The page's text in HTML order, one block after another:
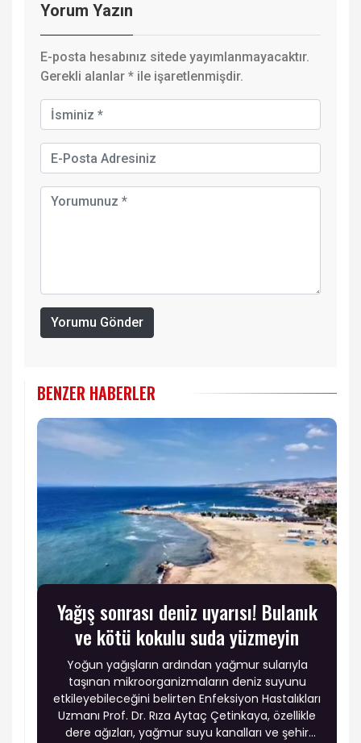
Yorum Yazın
E-posta hesabınız sitede yayımlanmayacaktır.
Gerekli alanlar * ile işaretlenmişdir.
Yorumu Gönder
BENZER HABERLER
Yağış sonrası deniz uyarısı! Bulanık
ve kötü kokulu suda yüzmeyin
Yoğun yağışların ardından yağmur sularıyla
taşınan mikroorganizmaların deniz suyunu
etkileyebileceğini belirten Enfeksiyon Hastalıkları
Uzmanı Prof. Dr. Rıza Aytaç Çetinkaya, özellikle
dere ağızları, yağmur suyu kanalları ve şehir